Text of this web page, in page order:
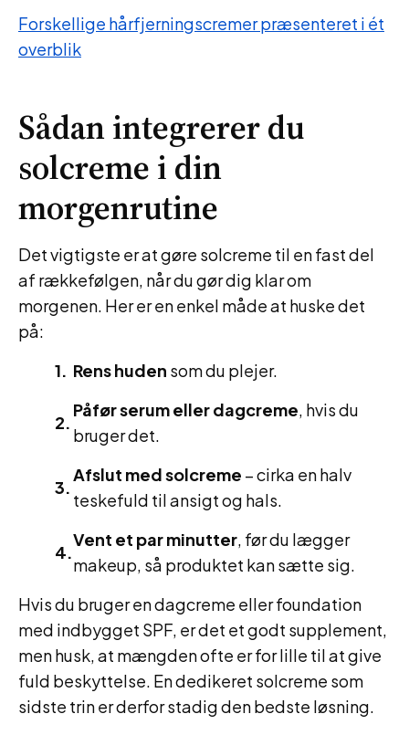
Forskellige hårfjerningscremer præsenteret i ét
overblik
Sådan integrerer du
solcreme i din
morgenrutine
Det vigtigste er at gøre solcreme til en fast del
af rækkefølgen, når du gør dig klar om
morgenen. Her er en enkel måde at huske det
på:
Rens huden som du plejer.
Påfør serum eller dagcreme, hvis du
bruger det.
Afslut med solcreme – cirka en halv
teskefuld til ansigt og hals.
Vent et par minutter, før du lægger
makeup, så produktet kan sætte sig.
Hvis du bruger en dagcreme eller foundation
med indbygget SPF, er det et godt supplement,
men husk, at mængden ofte er for lille til at give
fuld beskyttelse. En dedikeret solcreme som
sidste trin er derfor stadig den bedste løsning.